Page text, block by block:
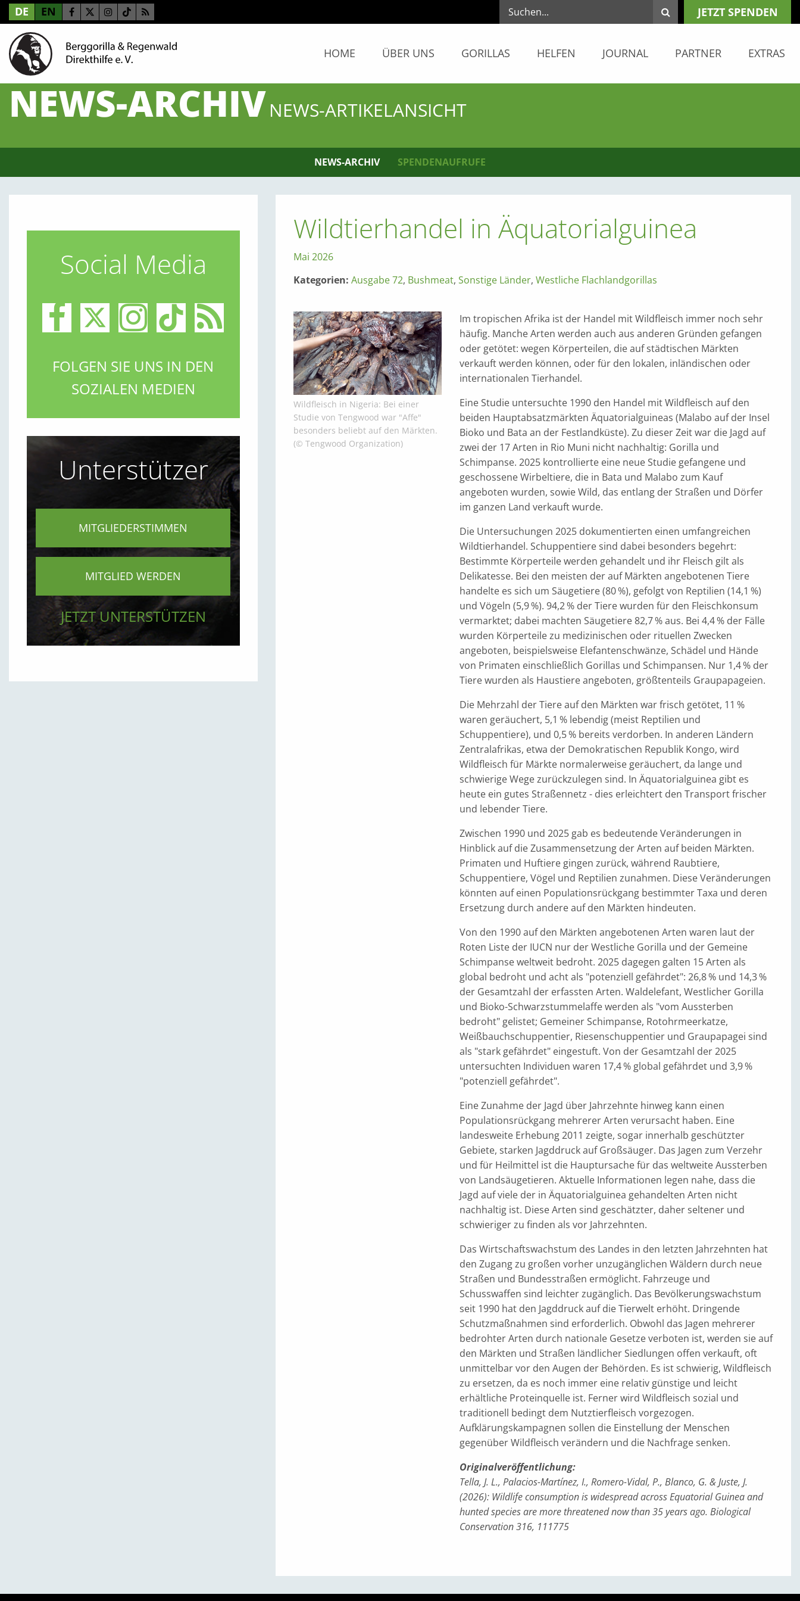
DE EN JETZT SPENDEN
HOME ÜBER UNS GORILLAS HELFEN JOURNAL PARTNER EXTRAS
NEWS-ARCHIVNEWS-ARTIKELANSICHT
NEWS-ARCHIV SPENDENAUFRUFE
Wildtierhandel in Äquatorialguinea
Mai 2026
Kategorien: Ausgabe 72, Bushmeat, Sonstige Länder, Westliche Flachlandgorillas
Wildfleisch in Nigeria: Bei einer
Studie von Tengwood war "Affe"
besonders beliebt auf den Märkten.
(© Tengwood Organization)
Im tropischen Afrika ist der Handel mit Wildfleisch immer noch sehr
häufig. Manche Arten werden auch aus anderen Gründen gefangen
oder getötet: wegen Körperteilen, die auf städtischen Märkten
verkauft werden können, oder für den lokalen, inländischen oder
internationalen Tierhandel.
Eine Studie untersuchte 1990 den Handel mit Wildfleisch auf den
beiden Hauptabsatzmärkten Äquatorialguineas (Malabo auf der Insel
Bioko und Bata an der Festlandküste). Zu dieser Zeit war die Jagd auf
zwei der 17 Arten in Rio Muni nicht nachhaltig: Gorilla und
Schimpanse. 2025 kontrollierte eine neue Studie gefangene und
geschossene Wirbeltiere, die in Bata und Malabo zum Kauf
angeboten wurden, sowie Wild, das entlang der Straßen und Dörfer
im ganzen Land verkauft wurde.
Die Untersuchungen 2025 dokumentierten einen umfangreichen
Wildtierhandel. Schuppentiere sind dabei besonders begehrt:
Bestimmte Körperteile werden gehandelt und ihr Fleisch gilt als
Delikatesse. Bei den meisten der auf Märkten angebotenen Tiere
handelte es sich um Säugetiere (80 %), gefolgt von Reptilien (14,1 %)
und Vögeln (5,9 %). 94,2 % der Tiere wurden für den Fleischkonsum
vermarktet; dabei machten Säugetiere 82,7 % aus. Bei 4,4 % der Fälle
wurden Körperteile zu medizinischen oder rituellen Zwecken
angeboten, beispielsweise Elefantenschwänze, Schädel und Hände
von Primaten einschließlich Gorillas und Schimpansen. Nur 1,4 % der
Tiere wurden als Haustiere angeboten, größtenteils Graupapageien.
Die Mehrzahl der Tiere auf den Märkten war frisch getötet, 11 %
waren geräuchert, 5,1 % lebendig (meist Reptilien und
Schuppentiere), und 0,5 % bereits verdorben. In anderen Ländern
Zentralafrikas, etwa der Demokratischen Republik Kongo, wird
Wildfleisch für Märkte normalerweise geräuchert, da lange und
schwierige Wege zurückzulegen sind. In Äquatorialguinea gibt es
heute ein gutes Straßennetz - dies erleichtert den Transport frischer
und lebender Tiere.
Zwischen 1990 und 2025 gab es bedeutende Veränderungen in
Hinblick auf die Zusammensetzung der Arten auf beiden Märkten.
Primaten und Huftiere gingen zurück, während Raubtiere,
Schuppentiere, Vögel und Reptilien zunahmen. Diese Veränderungen
könnten auf einen Populationsrückgang bestimmter Taxa und deren
Ersetzung durch andere auf den Märkten hindeuten.
Von den 1990 auf den Märkten angebotenen Arten waren laut der
Roten Liste der IUCN nur der Westliche Gorilla und der Gemeine
Schimpanse weltweit bedroht. 2025 dagegen galten 15 Arten als
global bedroht und acht als "potenziell gefährdet": 26,8 % und 14,3 %
der Gesamtzahl der erfassten Arten. Waldelefant, Westlicher Gorilla
und Bioko-Schwarzstummelaffe werden als "vom Aussterben
bedroht" gelistet; Gemeiner Schimpanse, Rotohrmeerkatze,
Weißbauchschuppentier, Riesenschuppentier und Graupapagei sind
als "stark gefährdet" eingestuft. Von der Gesamtzahl der 2025
untersuchten Individuen waren 17,4 % global gefährdet und 3,9 %
"potenziell gefährdet".
Eine Zunahme der Jagd über Jahrzehnte hinweg kann einen
Populationsrückgang mehrerer Arten verursacht haben. Eine
landesweite Erhebung 2011 zeigte, sogar innerhalb geschützter
Gebiete, starken Jagddruck auf Großsäuger. Das Jagen zum Verzehr
und für Heilmittel ist die Hauptursache für das weltweite Aussterben
von Landsäugetieren. Aktuelle Informationen legen nahe, dass die
Jagd auf viele der in Äquatorialguinea gehandelten Arten nicht
nachhaltig ist. Diese Arten sind geschätzter, daher seltener und
schwieriger zu finden als vor Jahrzehnten.
Das Wirtschaftswachstum des Landes in den letzten Jahrzehnten hat
den Zugang zu großen vorher unzugänglichen Wäldern durch neue
Straßen und Bundesstraßen ermöglicht. Fahrzeuge und
Schusswaffen sind leichter zugänglich. Das Bevölkerungswachstum
seit 1990 hat den Jagddruck auf die Tierwelt erhöht. Dringende
Schutzmaßnahmen sind erforderlich. Obwohl das Jagen mehrerer
bedrohter Arten durch nationale Gesetze verboten ist, werden sie auf
den Märkten und Straßen ländlicher Siedlungen offen verkauft, oft
unmittelbar vor den Augen der Behörden. Es ist schwierig, Wildfleisch
zu ersetzen, da es noch immer eine relativ günstige und leicht
erhältliche Proteinquelle ist. Ferner wird Wildfleisch sozial und
traditionell bedingt dem Nutztierfleisch vorgezogen.
Aufklärungskampagnen sollen die Einstellung der Menschen
gegenüber Wildfleisch verändern und die Nachfrage senken.
Originalveröffentlichung:
Tella, J. L., Palacios-Martínez, I., Romero-Vidal, P., Blanco, G. & Juste, J.
(2026): Wildlife consumption is widespread across Equatorial Guinea and
hunted species are more threatened now than 35 years ago. Biological
Conservation 316, 111775
Social Media
FOLGEN SIE UNS IN DEN
SOZIALEN MEDIEN
Unterstützer
MITGLIEDERSTIMMEN
MITGLIED WERDEN
JETZT UNTERSTÜTZEN